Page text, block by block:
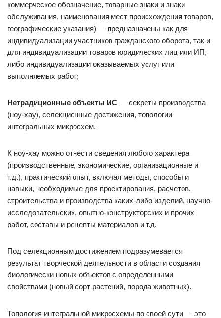
коммерческое обозначение, товарные знаки и знаки
обслуживания, наименования мест происхождения товаров,
географические указания) — предназначены как для
индивидуализации участников гражданского оборота, так и
для индивидуализации товаров юридических лиц или ИП,
либо индивидуализации оказываемых услуг или
выполняемых работ;
Нетрадиционные объекты ИС — секреты производства
(ноу-хау), селекционные достижения, топологии
интегральных микросхем.
К ноу-хау можно отнести сведения любого характера
(производственные, экономические, организационные и
т.д.), практический опыт, включая методы, способы и
навыки, необходимые для проектирования, расчетов,
строительства и производства каких-либо изделий, научно-
исследовательских, опытно-конструкторских и прочих
работ, составы и рецепты материалов и т.д.
Под селекционным достижением подразумевается
результат творческой деятельности в области создания
биологически новых объектов с определенными
свойствами (новый сорт растений, порода животных).
Топология интегральной микросхемы по своей сути — это